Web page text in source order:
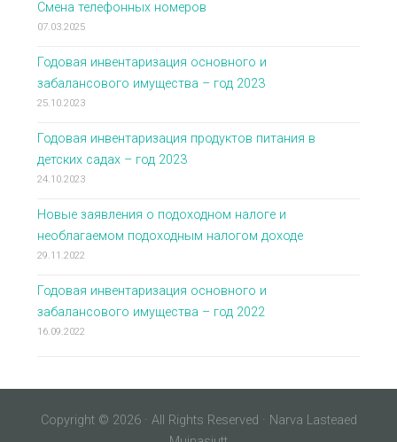
Смена телефонных номеров
07.03.2025
Годовая инвентаризация основного и
забалансового имущества – год 2023
25.10.2023
Годовая инвентаризация продуктов питания в
детских садах – год 2023
24.10.2023
Новые заявления о подоходном налоге и
необлагаемом подоходным налогом доходе
29.11.2022
Годовая инвентаризация основного и
забалансового имущества – год 2022
16.09.2022
Copyright © 2026 · All Rights Reserved · Narva Lasteaed